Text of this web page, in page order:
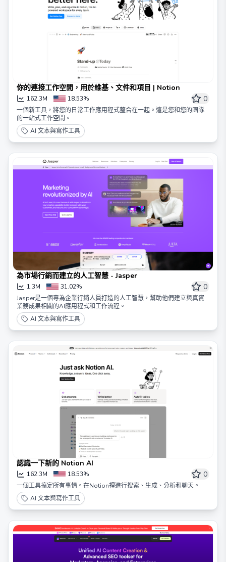
你的連接工作空間，用於維基、文件和項目 | Notion
162.3M 18.53% 0
一個新工具，將您的日常工作應用程式整合在一起。這是您和您的團隊
的一站式工作空間。
AI 文本與寫作工具
為市場行銷而建立的人工智慧 - Jasper
1.3M 31.02% 0
Jasper是一個專為企業行銷人員打造的人工智慧，幫助他們建立與真實
業務成果相關的AI應用程式和工作流程。
AI 文本與寫作工具
認識一下新的 Notion AI
162.3M 18.53% 0
一個工具搞定所有事情。在Notion裡進行搜索、生成、分析和聊天。
AI 文本與寫作工具